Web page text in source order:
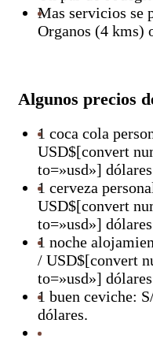
[…]
una, y un sofá cama,
piscina privada en la
Aire acondicionado
Agua caliente con
directo a la playa y al
gratuito dentro de la
limpieza incluido –
sostenible y […]
Mas servicios se
Organos (4 kms)
Algunos precios
1 coca cola
USD$[convert
to=»usd»]
1 cerveza
USD$[convert
to=»usd»]
1 noche
/ USD$[convert
to=»usd»]
1 buen ceviche:
dólares.